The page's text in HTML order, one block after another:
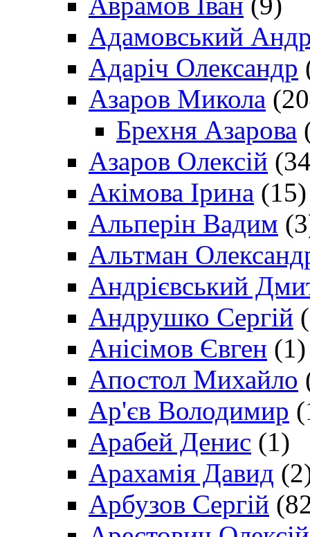
Адамовський
Адаріч Олександр
Азаров Микола
Брехня Азарова
Азаров Олексій
Акімова Ірина (15)
Альперін Вадим
Альтман
Андрієвський
Андрушко Сергій
Анісімов Євген (1)
Апостол Михайло
Ар'єв Володимир
Арабей Денис (1)
Арахамія Давид
Арбузов Сергій